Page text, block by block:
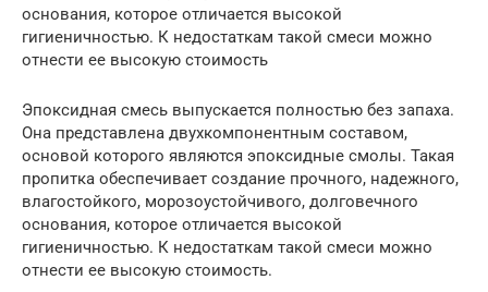
основания, которое отличается высокой
гигиеничностью. К недостаткам такой смеси можно
отнести ее высокую стоимость
Эпоксидная смесь выпускается полностью без запаха.
Она представлена двухкомпонентным составом,
основой которого являются эпоксидные смолы. Такая
пропитка обеспечивает создание прочного, надежного,
влагостойкого, морозоустойчивого, долговечного
основания, которое отличается высокой
гигиеничностью. К недостаткам такой смеси можно
отнести ее высокую стоимость.